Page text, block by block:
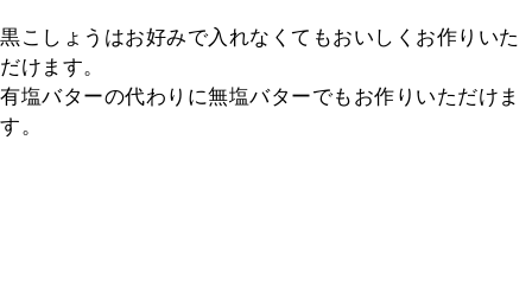
黒こしょうはお好みで入れなくてもおいしくお作りいた
だけます。
有塩バターの代わりに無塩バターでもお作りいただけま
す。